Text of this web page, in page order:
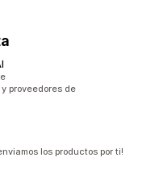
proveedores de
los productos por ti!